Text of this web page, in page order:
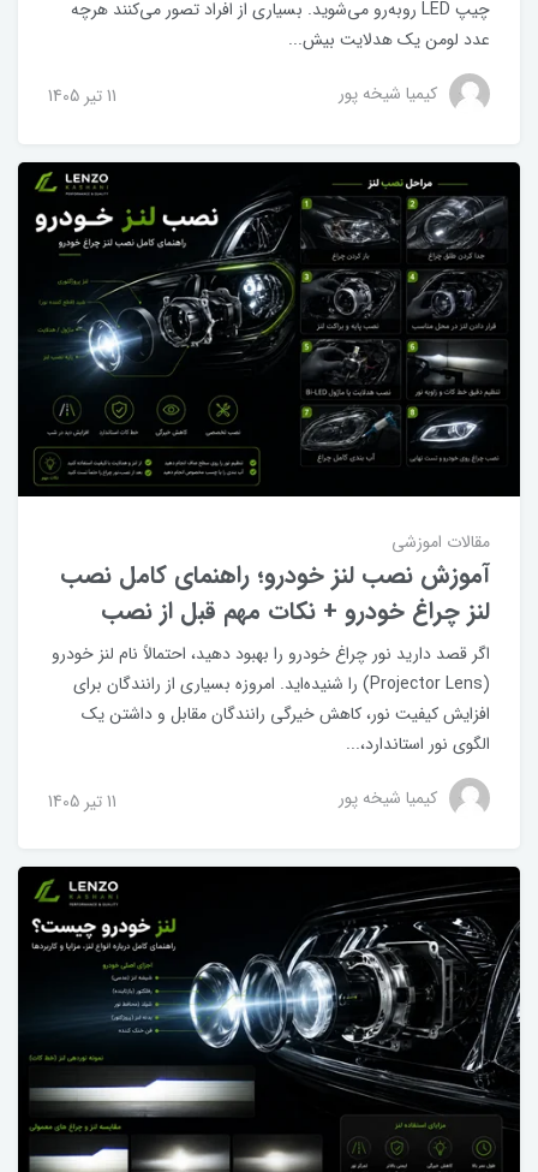
چیپ LED روبه‌رو می‌شوید. بسیاری از افراد تصور می‌کنند هرچه
عدد لومن یک هدلایت بیش...
کیمیا شیخه پور 11 تير 1405
مقالات اموزشی
آموزش نصب لنز خودرو؛ راهنمای کامل نصب
لنز چراغ خودرو + نکات مهم قبل از نصب
اگر قصد دارید نور چراغ خودرو را بهبود دهید، احتمالاً نام لنز خودرو
(Projector Lens) را شنیده‌اید. امروزه بسیاری از رانندگان برای
افزایش کیفیت نور، کاهش خیرگی رانندگان مقابل و داشتن یک
الگوی نور استاندارد،...
کیمیا شیخه پور 11 تير 1405